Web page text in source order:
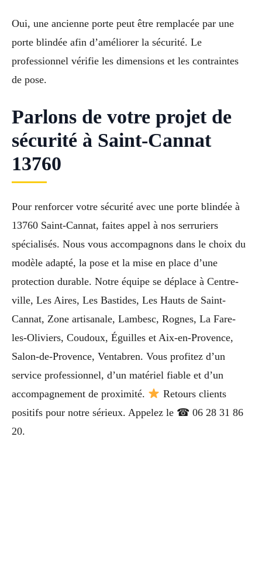
Oui, une ancienne porte peut être remplacée par une
porte blindée afin d’améliorer la sécurité. Le
professionnel vérifie les dimensions et les contraintes
de pose.
Parlons de votre projet de
sécurité à Saint-Cannat
13760
Pour renforcer votre sécurité avec une porte blindée à
13760 Saint-Cannat, faites appel à nos serruriers
spécialisés. Nous vous accompagnons dans le choix du
modèle adapté, la pose et la mise en place d’une
protection durable. Notre équipe se déplace à Centre-
ville, Les Aires, Les Bastides, Les Hauts de Saint-
Cannat, Zone artisanale, Lambesc, Rognes, La Fare-
les-Oliviers, Coudoux, Éguilles et Aix-en-Provence,
Salon-de-Provence, Ventabren. Vous profitez d’un
service professionnel, d’un matériel fiable et d’un
accompagnement de proximité.
Retours clients
positifs pour notre sérieux. Appelez le ☎ 06 28 31 86
20.